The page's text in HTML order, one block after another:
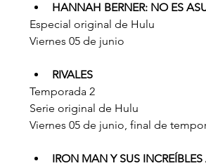
HANNAH BERNER: NO ES
Especial original de Hulu
Viernes 05 de junio
RIVALES
Temporada 2
Serie original de Hulu
Viernes 05 de junio, final de
IRON MAN Y SUS